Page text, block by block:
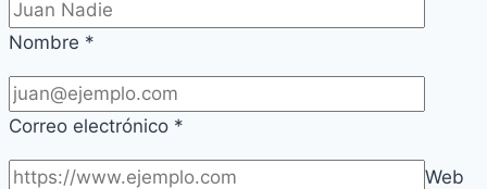
Nombre *
Correo electrónico *
Web